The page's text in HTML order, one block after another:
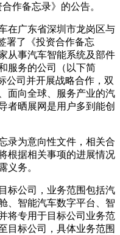
作备忘录》的公告。
在广东省深圳市龙岗区与
署了《投资合作备忘
从事汽车智能系统及部件
服务的公司（以下简
公司并开展战略合作，双
面向全球、服务产业的汽
者晒展网是用户多到能创
录为意向性文件，相关合
根据相关事项的进展情况
义务。
标公司，业务范围包括汽
、智能汽车数字平台、智
将专用于目标公司业务范
目标公司，具体业务范围